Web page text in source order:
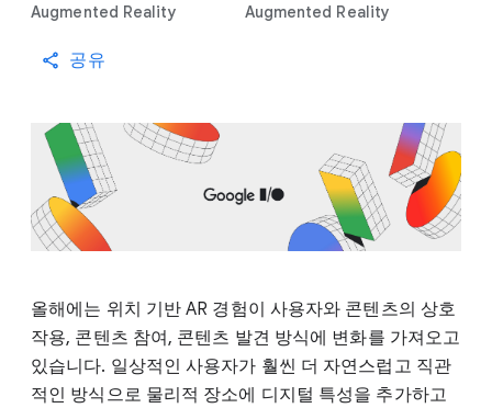
Augmented Reality
Augmented Reality
공유
올해에는 위치 기반 AR 경험이 사용자와 콘텐츠의 상호
작용, 콘텐츠 참여, 콘텐츠 발견 방식에 변화를 가져오고
있습니다. 일상적인 사용자가 훨씬 더 자연스럽고 직관
적인 방식으로 물리적 장소에 디지털 특성을 추가하고